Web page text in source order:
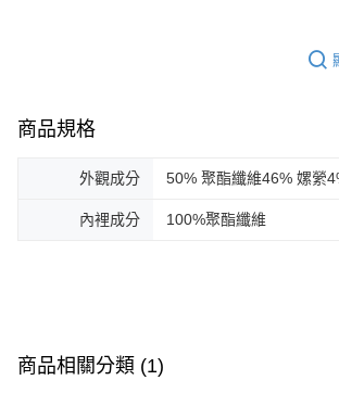
商品規格
外觀成分 50% 聚酯纖維46% 嫘縈
內裡成分 100%聚酯纖維
商品相關分類 (1)